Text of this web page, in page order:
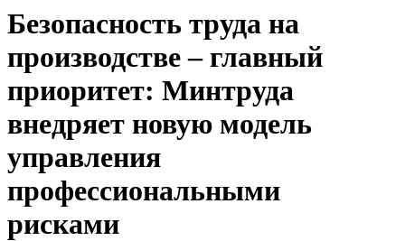
Безопасность труда на
производстве – главный
приоритет: Минтруда
внедряет новую модель
управления
профессиональными
рисками